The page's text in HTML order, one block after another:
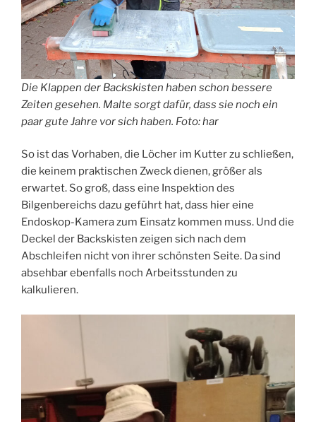
Die Klappen der Backskisten haben schon bessere
Zeiten gesehen. Malte sorgt dafür, dass sie noch ein
paar gute Jahre vor sich haben. Foto: har
So ist das Vorhaben, die Löcher im Kutter zu schließen,
die keinem praktischen Zweck dienen, größer als
erwartet. So groß, dass eine Inspektion des
Bilgenbereichs dazu geführt hat, dass hier eine
Endoskop-Kamera zum Einsatz kommen muss. Und die
Deckel der Backskisten zeigen sich nach dem
Abschleifen nicht von ihrer schönsten Seite. Da sind
absehbar ebenfalls noch Arbeitsstunden zu
kalkulieren.